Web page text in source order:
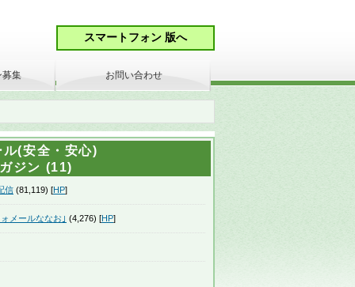
募集 お問い合わせ
(安全・安心)
ジン (11)
信 (81,119) [HP]
メールななお｣ (4,276) [HP]